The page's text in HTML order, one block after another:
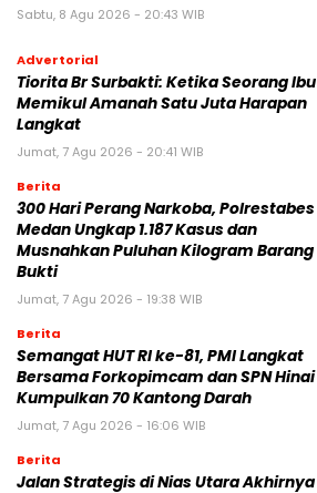
Sabtu, 8 Agu 2026 - 20:43 WIB
Advertorial
Tiorita Br Surbakti: Ketika Seorang Ibu
Memikul Amanah Satu Juta Harapan
Langkat
Jumat, 7 Agu 2026 - 20:41 WIB
Berita
300 Hari Perang Narkoba, Polrestabes
Medan Ungkap 1.187 Kasus dan
Musnahkan Puluhan Kilogram Barang
Bukti
Jumat, 7 Agu 2026 - 19:38 WIB
Berita
Semangat HUT RI ke-81, PMI Langkat
Bersama Forkopimcam dan SPN Hinai
Kumpulkan 70 Kantong Darah
Jumat, 7 Agu 2026 - 16:06 WIB
Berita
Jalan Strategis di Nias Utara Akhirnya